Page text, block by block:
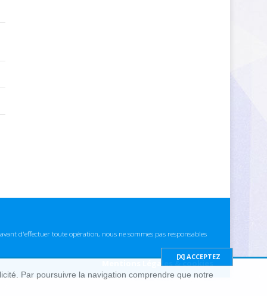
d'effectuer toute opération, nous ne sommes pas responsables
Mentions Légales & cookies
Par poursuivre la navigation comprendre que notre